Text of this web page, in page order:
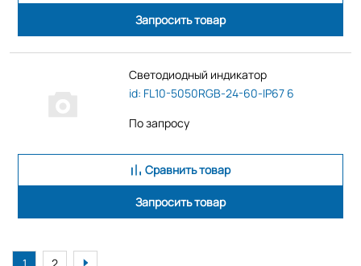
Запросить товар
Светодиодный индикатор
id: FL10-5050RGB-24-60-IP67 6
По запросу
Сравнить товар
Запросить товар
1 2